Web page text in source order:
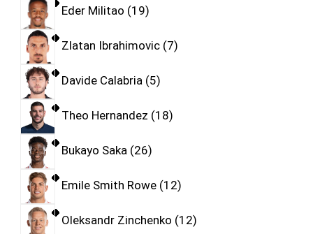
Eder Militao 19
Zlatan Ibrahimovic 7
Davide Calabria 5
Theo Hernandez 18
Bukayo Saka 26
Emile Smith Rowe 12
Oleksandr Zinchenko 12